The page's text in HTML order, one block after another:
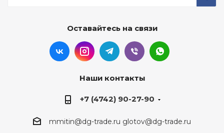
Оставайтесь на связи
Наши контакты
+7 (4742) 90-27-90
mmitin@dg-trade.ru glotov@dg-trade.ru